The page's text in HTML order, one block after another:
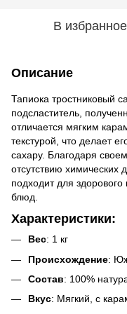
В избранное
Описание
Тапиока тростниковый
подсластитель,
отличается мягким
текстурой, что делает
сахару. Благодаря
отсутствию химических
подходит для
блюд.
Характеристики:
Вес: 1 кг
Происхождение:
Состав: 100%
Вкус: Мягкий, с